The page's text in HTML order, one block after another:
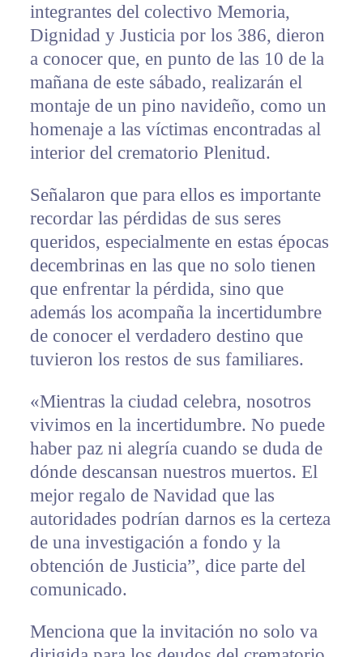
integrantes del colectivo Memoria,
Dignidad y Justicia por los 386, dieron
a conocer que, en punto de las 10 de la
mañana de este sábado, realizarán el
montaje de un pino navideño, como un
homenaje a las víctimas encontradas al
interior del crematorio Plenitud.
Señalaron que para ellos es importante
recordar las pérdidas de sus seres
queridos, especialmente en estas épocas
decembrinas en las que no solo tienen
que enfrentar la pérdida, sino que
además los acompaña la incertidumbre
de conocer el verdadero destino que
tuvieron los restos de sus familiares.
«Mientras la ciudad celebra, nosotros
vivimos en la incertidumbre. No puede
haber paz ni alegría cuando se duda de
dónde descansan nuestros muertos. El
mejor regalo de Navidad que las
autoridades podrían darnos es la certeza
de una investigación a fondo y la
obtención de Justicia”, dice parte del
comunicado.
Menciona que la invitación no solo va